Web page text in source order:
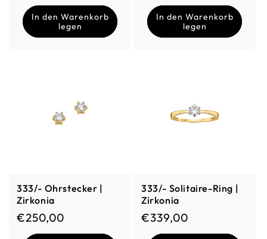
In den Warenkorb
legen
In den Warenkorb
legen
333/- Ohrstecker |
Zirkonia
Normaler Preis
€250,00
333/- Solitaire-Ring |
Zirkonia
Normaler Preis
€339,00